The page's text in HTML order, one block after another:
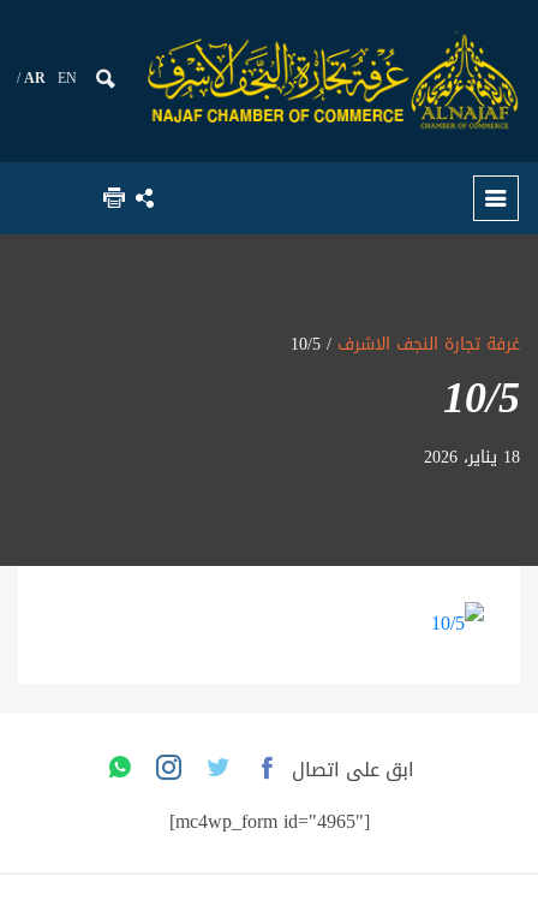
AR EN
غرفة تجارة النجف الاشرف / 10/5
10/5
18 يناير، 2026
ابق على اتصال
[mc4wp_form id="4965"]